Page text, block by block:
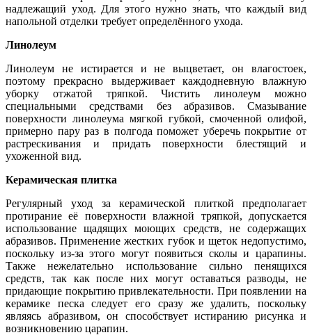
надлежащий уход. Для этого нужно знать, что каждый вид
напольной отделки требует определённого ухода.
Линолеум
Линолеум не истирается и не выцветает, он влагостоек,
поэтому прекрасно выдерживает каждодневную влажную
уборку отжатой тряпкой. Чистить линолеум можно
специальными средствами без абразивов. Смазывание
поверхности линолеума мягкой губкой, смоченной олифой,
примерно пару раз в полгода поможет уберечь покрытие от
растрескивания и придать поверхности блестящий и
ухоженной вид.
Керамическая плитка
Регулярный уход за керамической плиткой предполагает
протирание её поверхности влажной тряпкой, допускается
использование щадящих моющих средств, не содержащих
абразивов. Применение жестких губок и щеток недопустимо,
поскольку из-за этого могут появиться сколы и царапины.
Также нежелательно использование сильно пенящихся
средств, так как после них могут оставаться разводы, не
придающие покрытию привлекательности. При появлении на
керамике песка следует его сразу же удалить, поскольку
являясь абразивом, он способствует истиранию рисунка и
возникновению царапин.